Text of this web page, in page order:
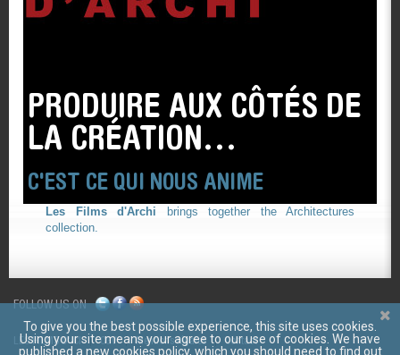
PRODUIRE AUX CÔTÉS DE
LA CRÉATION…
C'EST CE QUI NOUS ANIME
Les Films d'Archi brings together the Architectures
collection.
FOLLOW US ON
LES FILMS D'ICI CGV Mentions légales Contact
To give you the best possible experience, this site uses cookies.
Using your site means your agree to our use of cookies. We have
published a new cookies policy, which you should need to find out